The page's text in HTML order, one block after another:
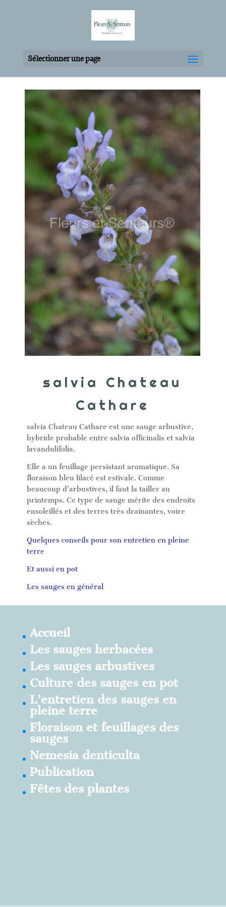
Sélectionner une page
salvia Chateau
Cathare
salvia Chateau Cathare est une sauge arbustive,
hybride probable entre salvia officinalis et salvia
lavandulifolia.
Elle a un feuillage persistant aromatique. Sa
floraison bleu lilacé est estivale. Comme
beaucoup d’arbustives, il faut la tailler au
printemps. Ce type de sauge mérite des endroits
ensoleillés et des terres très drainantes, voire
sèches.
Quelques conseils pour son entretien en pleine
terre
Et aussi en pot
Les sauges en général
Accueil
Les sauges herbacées
Les sauges arbustives
Culture des sauges en pot
L’entretien des sauges en
pleine terre
Floraison et feuillages des
sauges
Nemesia denticulta
Publication
Fêtes des plantes